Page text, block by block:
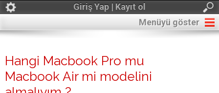
Giriş Yap | Kayıt ol
Menüyü göster
Hangi Macbook Pro mu
Macbook Air mi modelini